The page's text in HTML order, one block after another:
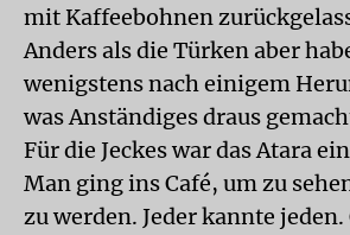
mit Kaffeebohnen
Anders als die Türken aber
wenigstens nach einigem
was Anständiges draus
Für die Jeckes war das Atara
Man ging ins Café, um zu
zu werden. Jeder kannte